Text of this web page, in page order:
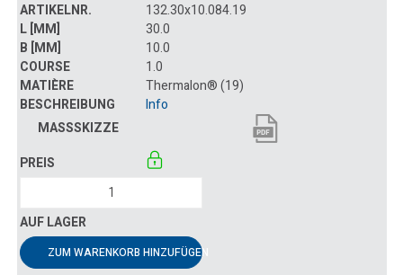
132.30x10.084.19
30.0
10.0
1.0
Thermalon® (19)
Info
ZUM WARENKORB HINZUFÜGEN